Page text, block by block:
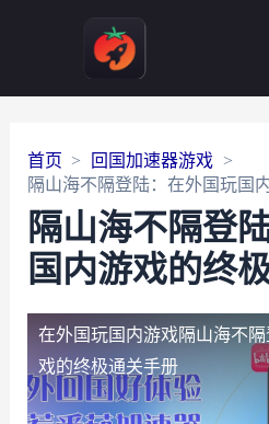
首页
回国加速器游戏
隔山海不隔登陆：在外国玩国
隔山海不隔登
国内游戏的终
在外国玩国内游戏隔山海不
戏的终极通关手册